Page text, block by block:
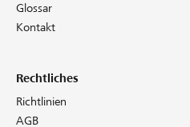
Glossar
Kontakt
Rechtliches
Richtlinien
AGB